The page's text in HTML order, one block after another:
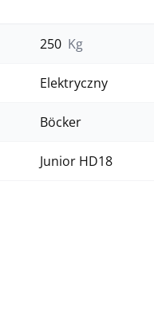
250 Kg
Elektryczny
Böcker
Junior HD18